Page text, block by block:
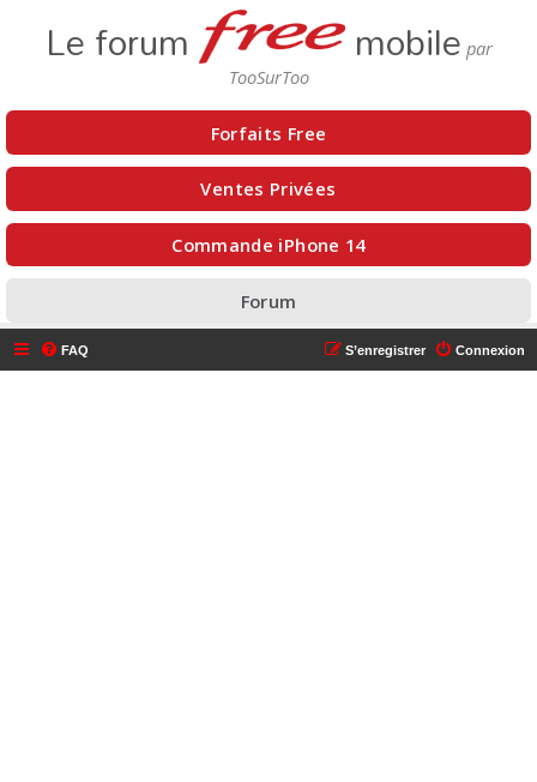
Le forum mobile
Forfaits Free
Ventes Privées
Commande iPhone 14
Forum
FAQ Connexion
S’enregistrer